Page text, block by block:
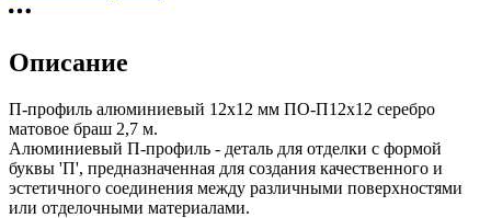
Описание
П-профиль алюминиевый 12х12 мм ПО-П12х12 серебро
матовое браш 2,7 м.
Алюминиевый П-профиль - деталь для отделки с формой
буквы 'П', предназначенная для создания качественного и
эстетичного соединения между различными поверхностями
или отделочными материалами.